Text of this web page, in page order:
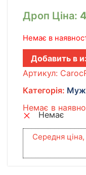
Дроп Ціна:
Немає в
Добавить в
Артикул:
Категорія:
Немає в
Немає
Середня